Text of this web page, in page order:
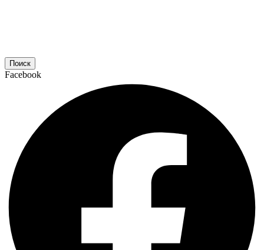
Поиск
Facebook